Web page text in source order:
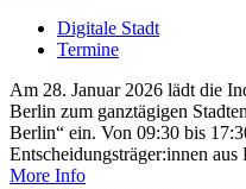
Digitale Stadt
Termine
Am 28. Januar 2026 lädt die
Berlin zum ganztägigen
Berlin“ ein. Von 09:30 bis
Entscheidungsträger:innen
More Info